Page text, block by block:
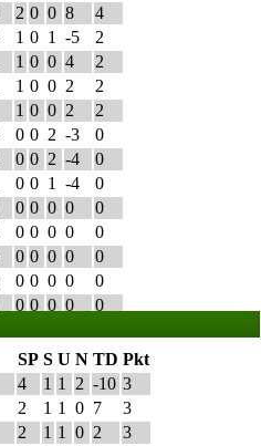
2 0 0 8
4
1 0 1 -5
2
1 0 0 4
2
1 0 0 2
2
1 0 0 2
2
0 0 2 -3
0
0 0 2 -4
0
0 0 1 -4
0
0 0 0 0
0
0 0 0 0
0
0 0 0 0
0
0 0 0 0
0
0 0 0 0 0
SP S U N TD Pkt
4 1 1 2 -10 3
2 1 1 0 7
3
2 1 1 0 2
3